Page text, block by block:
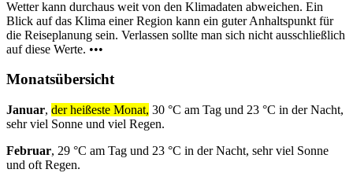
Wetter kann durchaus weit von den Klimadaten abweichen. Ein
Blick auf das Klima einer Region kann ein guter Anhaltspunkt für
die Reiseplanung sein. Verlassen sollte man sich nicht ausschließlich
auf diese Werte. •••
Monatsübersicht
Januar, der heißeste Monat, 30 °C am Tag und 23 °C in der Nacht,
sehr viel Sonne und viel Regen.
Februar, 29 °C am Tag und 23 °C in der Nacht, sehr viel Sonne
und oft Regen.